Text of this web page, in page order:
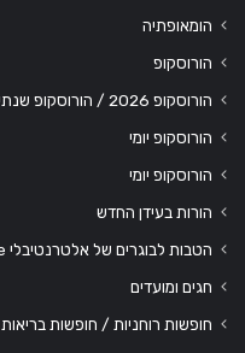
הומאופתיה
הורוסקופ
הורוסקופ 2026 / הורוסקופ שנתי 2026
הורוסקופ יומי
הורוסקופ יומי
הורות בעידן החדש
הטבות לבוגרים של אלטרנטיבלי College
חגים ומועדים
חופשות רוחניות / חופשות בריאות